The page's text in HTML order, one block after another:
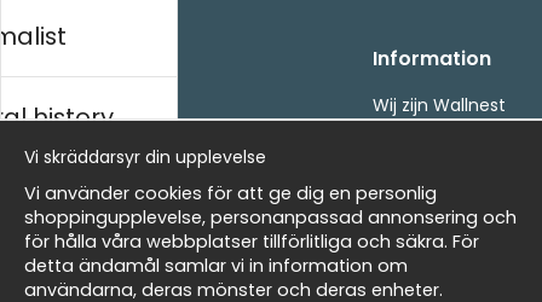
Kontakta oss
- Returer och återbetalningar
- Leverans - enkelt, snabbt &amp; gratis
Om cookies
Mina favoriter
Information
Wij zijn Wallnest
Nieuwsbrief
history
Vi skräddarsyr din upplevelse
Vi använder cookies för att ge dig en personlig
shoppingupplevelse, personanpassad annonsering och
för hålla våra webbplatser tillförlitliga och säkra. För
detta ändamål samlar vi in information om
användarna, deras mönster och deras enheter.